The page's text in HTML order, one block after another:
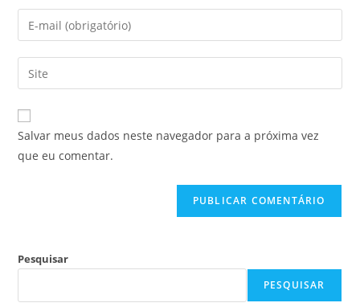
Salvar meus dados neste navegador para a próxima vez
que eu comentar.
Pesquisar
PESQUISAR